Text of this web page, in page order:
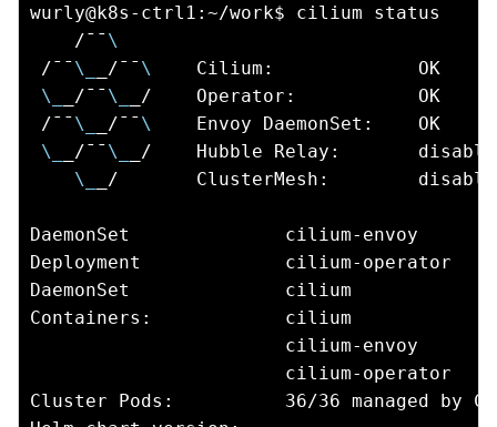
wurly@k8s-ctrl1:~/work$ cilium status
    /¯¯
\
/¯¯\_ _/¯¯\
   Cilium:             OK
\_
_/¯¯\_
_/    Operator:           OK
/¯¯\_ _/¯¯\
   Envoy DaemonSet:    OK
\_
_/¯¯\_
_/    Hubble Relay:
\_
_/       ClusterMesh:
DaemonSet              cilium-envoy
Deployment             cilium-operator
DaemonSet              cilium
Containers:            cilium
cilium-envoy
cilium-operator
Cluster Pods:          36/36 managed by